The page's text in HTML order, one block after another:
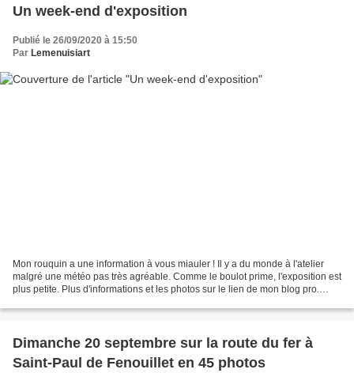
Un week-end d'exposition
Publié le 26/09/2020 à 15:50
Par Lemenuisiart
Mon rouquin a une information à vous miauler ! Il y a du monde à l'atelier
malgré une météo pas très agréable. Comme le boulot prime, l'exposition est
plus petite. Plus d'informations et les photos sur le lien de mon blog pro.
Dimanche 20 septembre sur la route du fer à
Saint-Paul de Fenouillet en 45 photos